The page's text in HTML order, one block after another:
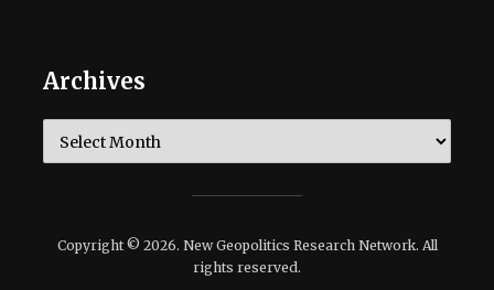
Archives
Copyright © 2026. New Geopolitics Research Network. All
rights reserved.